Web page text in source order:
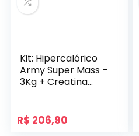
Kit: Hipercalórico
Army Super Mass –
3Kg + Creatina
Pura Importada –
Soldiers Nutrition
R$ 206,90